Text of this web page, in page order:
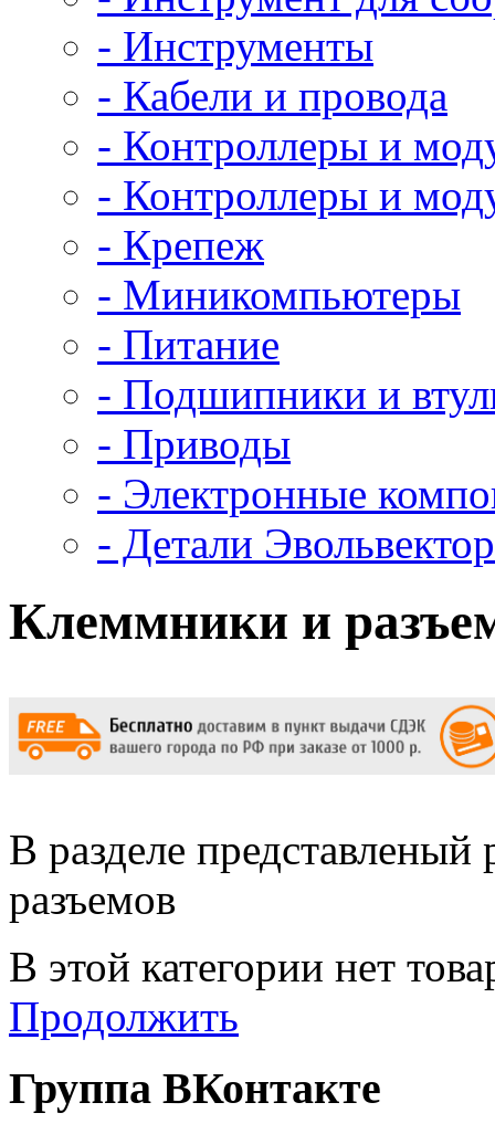
- Инструменты
- Кабели и провода
- Контроллеры и
- Контроллеры и
- Крепеж
- Миникомпьютеры
- Питание
- Подшипники и
- Приводы
- Электронные
- Детали Эвольвектор
Клеммники и
В разделе
разъемов
В этой категории нет
Продолжить
Группа ВКонтакте